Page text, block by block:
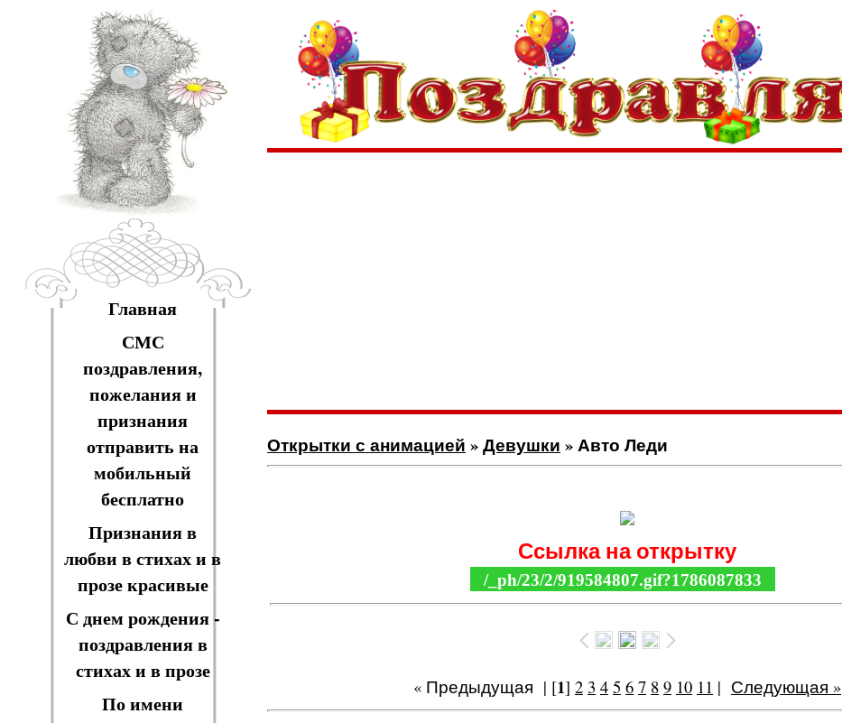
Главная
СМС
поздравления,
пожелания и
признания
отправить на
мобильный
бесплатно
Признания в
любви в стихах и в
прозе красивые
С днем рождения -
поздравления в
стихах и в прозе
По имени
Открытки с анимацией »Девушки » Авто Леди
Ссылка на открытку
/_ph/23/2/919584807.gif?1786087833
« Предыдущая | [1] 2 3 4 5 6 7 8 9 10 11 | Следующая »